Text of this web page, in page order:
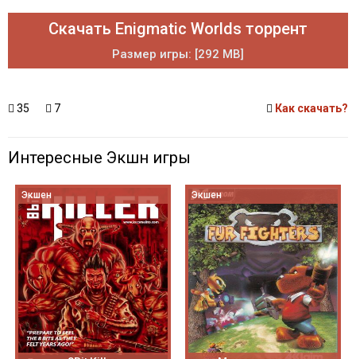
Скачать Enigmatic Worlds торрент
Размер игры: [292 MB]
35 7 Как скачать?
Интересные Экшн игры
Экшен Экшен